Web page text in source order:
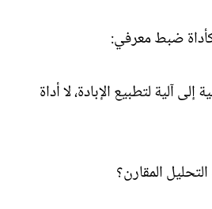
آلية لتطبيع الإبادة، لا أداة
المقارن؟